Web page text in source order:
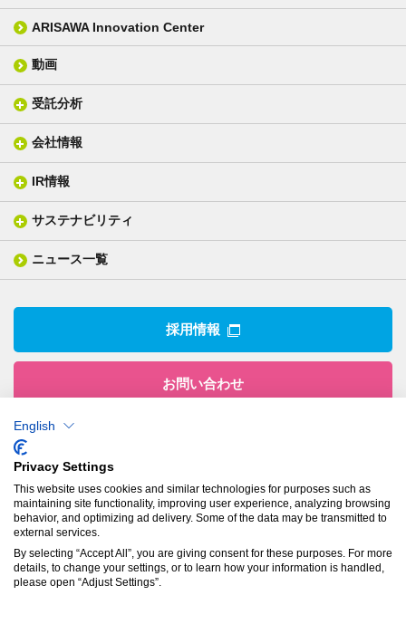
カバーレイフィルム
銅張り積層板
層間接着シート
3D材料
電気絶縁・産業構造材料
織物製品
一般塗工製品
産業用構造材料
塗る
技術用語集
技術・製品情報トップ
ARISAWA Innovation Center
動画
受託分析
分析メニュー(事例)
分析ニュース
会社情報
会社概要
事業所
関係企業
IR情報
IR情報トップ
IRニュース
サステナビリティ
サステナビリティ・マネジメント
社会との関わり
ニュース一覧
採用情報
お問い合わせ
株式会社有沢製作所
本社
〒943-8610
新潟県上越市南本町1丁目5番5号
TEL：025-524-5121／FAX：025-524-1117
プライバシーポリシー
English
Privacy Settings
This website uses cookies and similar technologies for purposes such as
maintaining site functionality, improving user experience, analyzing browsing
behavior, and optimizing ad delivery. Some of the data may be transmitted to
external services.
By selecting “Accept All”, you are giving consent for these purposes. For more
details, to change your settings, or to learn how your information is handled,
please open “Adjust Settings”.